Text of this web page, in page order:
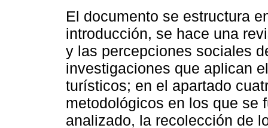
El documento se estructura
introducción, se hace una
y las percepciones sociales
investigaciones que aplican
turísticos; en el apartado
metodológicos en los que se
analizado, la recolección de